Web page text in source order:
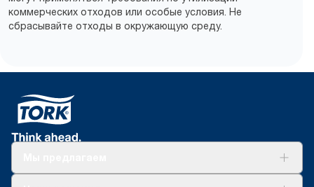
коммерческих отходов или особые условия. Не
сбрасывайте отходы в окружающую среду.